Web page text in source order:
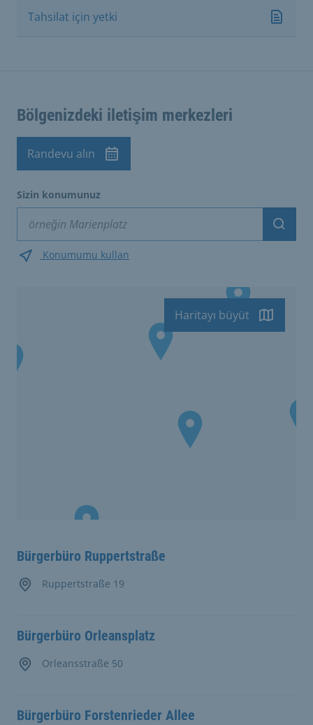
Tahsilat için yetki
Bölgenizdeki iletişim merkezleri
Randevu alın
Sizin konumunuz
Konumumu kullan
Haritayı büyüt
Bürgerbüro Ruppertstraße
Ruppertstraße 19
Bürgerbüro Orleansplatz
Orleansstraße 50
Bürgerbüro Forstenrieder Allee